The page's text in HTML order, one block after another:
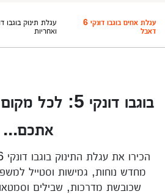
עגלת אחים בוגבו דונקי 6
דאבל
ואחריות
בוגבו דונקי 5:
אתכם...
מחדש נוחות, גמישות וסטייל
שכובשת מדרכות, שבילים